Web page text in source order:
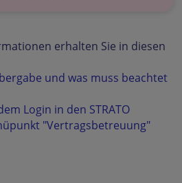
erhalten Sie in diesen
und was muss beachtet
Login in den STRATO
"Vertragsbetreuung"